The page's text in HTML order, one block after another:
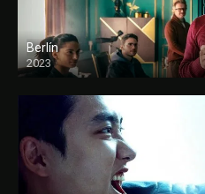
Berlín
2023